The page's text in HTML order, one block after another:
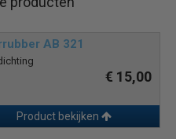
AB 321
€ 15,00
Product bekijken